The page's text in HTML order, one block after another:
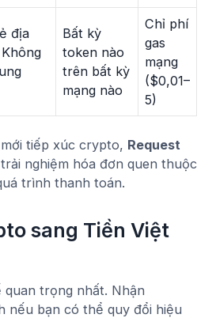
địa
Bất kỳ
token nào
trên bất kỳ
mạng nào
Chỉ phí
gas
mạng
($0,01–
5)
tiếp xúc crypto, Request
nghiệm hóa đơn quen thuộc
trình thanh toán.
sang Tiền Việt
trọng nhất. Nhận
nếu bạn có thể quy đổi hiệu